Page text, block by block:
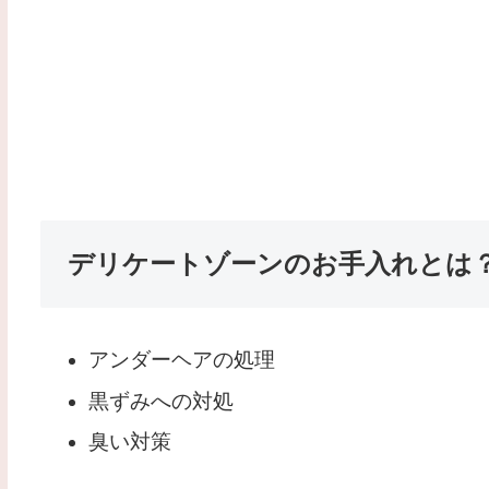
デリケートゾーンのお手入れとは
アンダーヘアの処理
黒ずみへの対処
臭い対策